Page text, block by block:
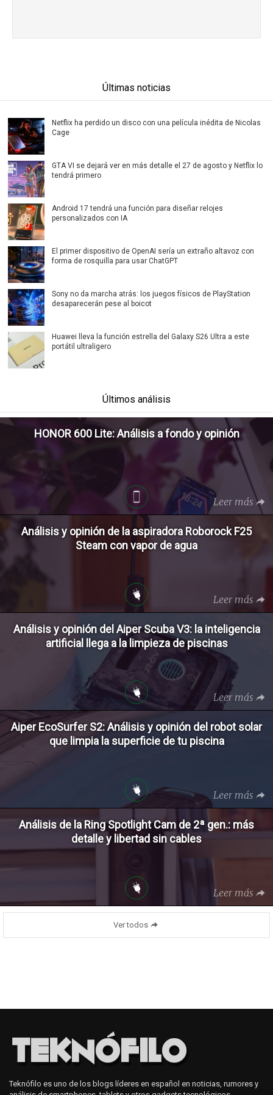
Últimas noticias
Netflix ha perdido un disco con una película inédita de Nicolas
Cage
GTA VI se dejará ver en más detalle el 27 de agosto y Netflix lo
tendrá primero
Android 17 tendrá una función para diseñar relojes
personalizados con IA
El primer dispositivo de OpenAI sería un extraño altavoz con
forma de rosquilla para usar ChatGPT
Sony no da marcha atrás: los juegos físicos de PlayStation
desaparecerán pese al boicot
Huawei lleva la función estrella del Galaxy S26 Ultra a este
portátil ultraligero
Últimos análisis
HONOR 600 Lite: Análisis a fondo y opinión
Leer más
Análisis y opinión de la aspiradora Roborock F25
Steam con vapor de agua
Leer más
Análisis y opinión del Aiper Scuba V3: la inteligencia
artificial llega a la limpieza de piscinas
Leer más
Aiper EcoSurfer S2: Análisis y opinión del robot solar
que limpia la superficie de tu piscina
Leer más
Análisis de la Ring Spotlight Cam de 2ª gen.: más
detalle y libertad sin cables
Leer más
Ver todos
Teknófilo es uno de los blogs líderes en español en noticias, rumores y